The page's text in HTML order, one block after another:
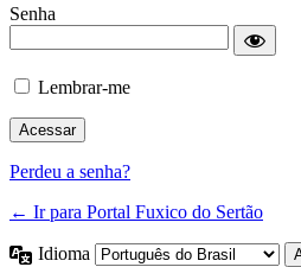
Senha
Lembrar-me
Perdeu a senha?
← Ir para Portal Fuxico do Sertão
Idioma